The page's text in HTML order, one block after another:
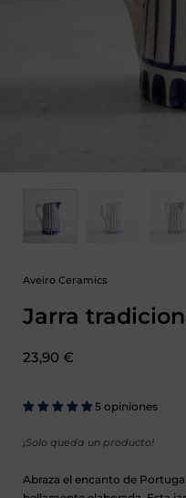
Aveiro Ceramics
Jarra
Precio:
23,90 €
5 opiniones
¡Solo queda un producto!
Abraza el encanto de